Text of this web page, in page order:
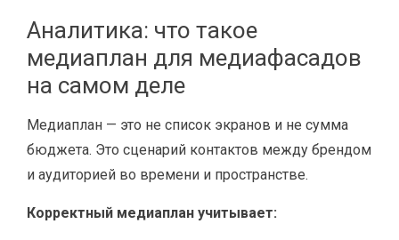
Аналитика: что такое
медиаплан для медиафасадов
на самом деле
Медиаплан — это не список экранов и не сумма
бюджета. Это сценарий контактов между брендом
и аудиторией во времени и пространстве.
Корректный медиаплан учитывает: